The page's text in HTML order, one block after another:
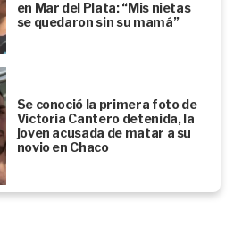
en Mar del Plata: “Mis nietas
se quedaron sin su mamá”
Se conoció la primera foto de
Victoria Cantero detenida, la
joven acusada de matar a su
novio en Chaco